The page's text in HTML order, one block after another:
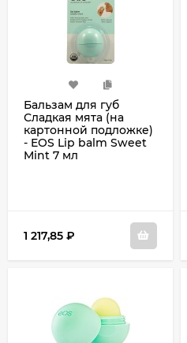
Бальзам для губ
Сладкая мята (на
картонной подложке)
- EOS Lip balm Sweet
Mint 7 мл
1 217,85 ₽